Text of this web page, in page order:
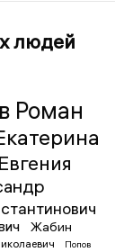
людей
Роман
Жабин
Попов